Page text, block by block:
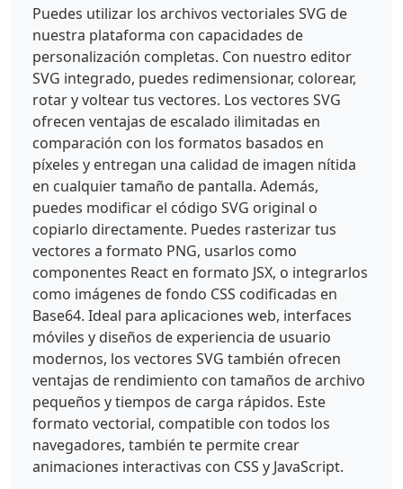
Puedes utilizar los archivos vectoriales SVG de
nuestra plataforma con capacidades de
personalización completas. Con nuestro editor
SVG integrado, puedes redimensionar, colorear,
rotar y voltear tus vectores. Los vectores SVG
ofrecen ventajas de escalado ilimitadas en
comparación con los formatos basados en
píxeles y entregan una calidad de imagen nítida
en cualquier tamaño de pantalla. Además,
puedes modificar el código SVG original o
copiarlo directamente. Puedes rasterizar tus
vectores a formato PNG, usarlos como
componentes React en formato JSX, o integrarlos
como imágenes de fondo CSS codificadas en
Base64. Ideal para aplicaciones web, interfaces
móviles y diseños de experiencia de usuario
modernos, los vectores SVG también ofrecen
ventajas de rendimiento con tamaños de archivo
pequeños y tiempos de carga rápidos. Este
formato vectorial, compatible con todos los
navegadores, también te permite crear
animaciones interactivas con CSS y JavaScript.